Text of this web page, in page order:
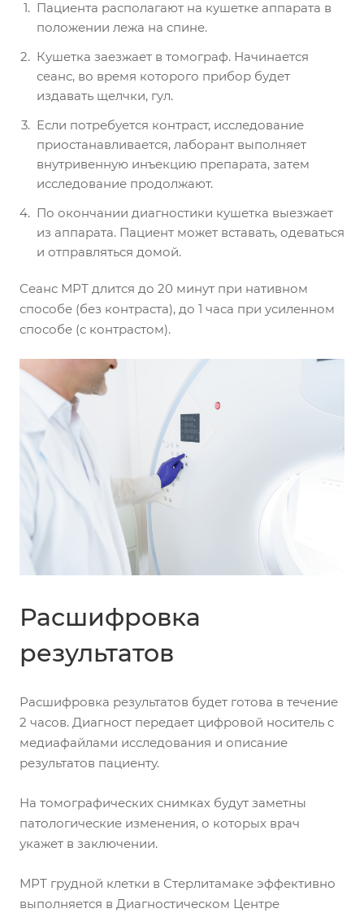
Пациента располагают на кушетке аппарата в
положении лежа на спине.
Кушетка заезжает в томограф. Начинается
сеанс, во время которого прибор будет
издавать щелчки, гул.
Если потребуется контраст, исследование
приостанавливается, лаборант выполняет
внутривенную инъекцию препарата, затем
исследование продолжают.
По окончании диагностики кушетка выезжает
из аппарата. Пациент может вставать, одеваться
и отправляться домой.
Сеанс МРТ длится до 20 минут при нативном
способе (без контраста), до 1 часа при усиленном
способе (с контрастом).
Расшифровка
результатов
Расшифровка результатов будет готова в течение
2 часов. Диагност передает цифровой носитель с
медиафайлами исследования и описание
результатов пациенту.
На томографических снимках будут заметны
патологические изменения, о которых врач
укажет в заключении.
МРТ грудной клетки в Стерлитамаке эффективно
выполняется в Диагностическом Центре